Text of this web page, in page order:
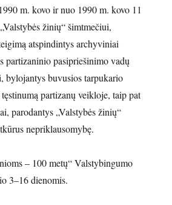
m. kovo ir nuo 1990 m. kovo 11
žinių“ šimtmečiui,
atspindintys archyviniai
partizaninio pasipriešinimo vadų
bylojantys buvusios tarpukario
partizanų veikloje, taip pat
parodantys „Valstybės žinių“
nepriklausomybę.
– 100 metų“ Valstybingumo
3–16 dienomis.